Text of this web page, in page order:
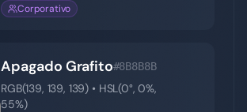
Corporativo
Apagado Grafito#8B8B8B
RGB(139, 139, 139) • HSL(0°,0%,
55%)